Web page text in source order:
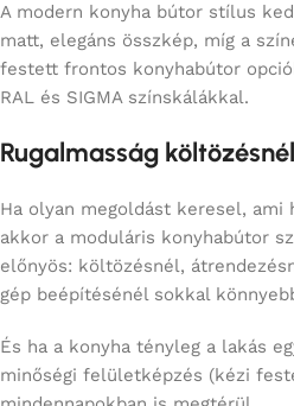
A modern konyha bútor stílus
matt, elegáns összkép, míg a
festett frontos konyhabútor
RAL és SIGMA színskálákkal.
Rugalmasság
Ha olyan megoldást keresel, ami
akkor a moduláris konyhabútor
előnyös: költözésnél,
gép beépítésénél sokkal
És ha a konyha tényleg a lakás
minőségi felületképzés (kézi